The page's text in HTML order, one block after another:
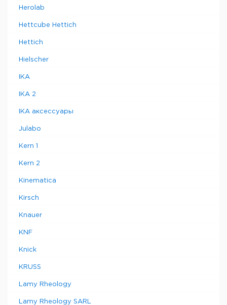
Herolab
Hettcube Hettich
Hettich
Hielscher
IKA
IKA 2
IKA аксессуары
Julabo
Kern 1
Kern 2
Kinematica
Kirsch
Knauer
KNF
Knick
KRUSS
Lamy Rheology
Lamy Rheology SARL